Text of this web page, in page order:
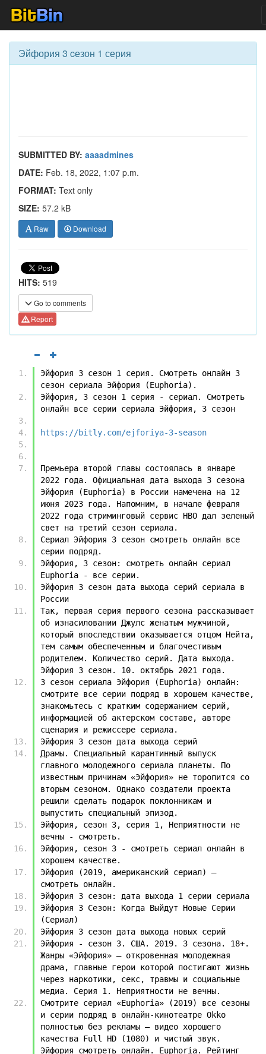
Эйфория 3 cезон 1 серия
SUBMITTED BY: aaaadmines
DATE: Feb. 18, 2022, 1:07 p.m.
FORMAT: Text only
SIZE: 57.2 kB
Raw Download
HITS: 519
Go to comments
Report
Эйфория 3 cезон 1 серия. Смотреть онлайн 3
сезон сериала Эйфория (Euphoria).
Эйфория, 3 сезон 1 серия - сериал. Смотреть
онлайн все серии сериала Эйфория, 3 сезон
https://bitly.com/ejforiya-3-season
Премьера второй главы состоялась в январе
2022 года. Официальная дата выхода 3 сезона
Эйфория (Euphoria) в России намечена на 12
июня 2023 года. Напомним, в начале февраля
2022 года стриминговый сервис HBO дал зеленый
свет на третий сезон сериала.
Сериал Эйфория 3 cезон смотреть онлайн все
серии подряд.
Эйфория, 3 сезон: смотреть онлайн сериал
Euphoria - все серии.
Эйфория 3 сезон дата выхода серий сериала в
России
Так, первая серия первого сезона рассказывает
об изнасиловании Джулс женатым мужчиной,
который впоследствии оказывается отцом Нейта,
тем самым обеспеченным и благочестивым
родителем. Количество серий. Дата выхода.
Эйфория 3 сезон. 10. октябрь 2021 года.
3 сезон сериала Эйфория (Euphoria) онлайн:
смотрите все серии подряд в хорошем качестве,
знакомьтесь с кратким содержанием серий,
информацией об актерском составе, авторе
сценария и режиссере сериала.
Эйфория 3 сезон дата выхода серий
Драмы. Специальный карантинный выпуск
главного молодежного сериала планеты. По
известным причинам «Эйфория» не торопится со
вторым сезоном. Однако создатели проекта
решили сделать подарок поклонникам и
выпустить специальный эпизод.
Эйфория, сезон 3, серия 1, Неприятности не
вечны - смотреть.
Эйфория, сезон 3 - смотреть сериал онлайн в
хорошем качестве.
Эйфория (2019, американский сериал) —
смотреть онлайн.
Эйфория 3 сезон: дата выхода 1 серии сериала
Эйфория 3 Сезон: Когда Выйдут Новые Серии
(Сериал)
Эйфория 3 сезон дата выхода новых серий
Эйфория - сезон 3. США. 2019. 3 сезона. 18+.
Жанры «Эйфория» — откровенная молодежная
драма, главные герои которой постигают жизнь
через наркотики, секс, травмы и социальные
медиа. Серия 1. Неприятности не вечны.
Смотрите сериал «Euphoria» (2019) все сезоны
и серии подряд в онлайн-кинотеатре Okko
полностью без рекламы — видео хорошего
качества Full HD (1080) и чистый звук.
Эйфория смотреть онлайн. Euphoria. Рейтинг